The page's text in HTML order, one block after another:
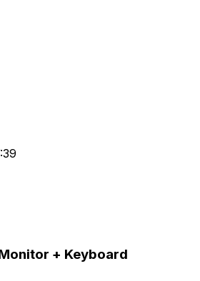
+ Keyboard